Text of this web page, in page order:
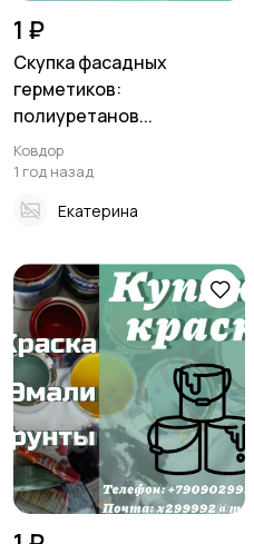
1 ₽
Скупка фасадных
герметиков:
полиуретанов...
Ковдор
1 год назад
Екатерина